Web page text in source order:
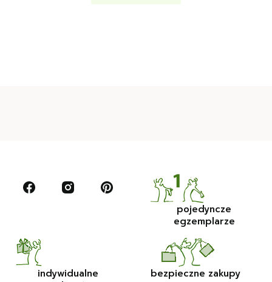
pojedyncze
egzemplarze
indywidualne
bezpieczne zakupy